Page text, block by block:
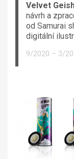
Velvet
návrh a
od Samurai
digitální
9/2020 – 3/